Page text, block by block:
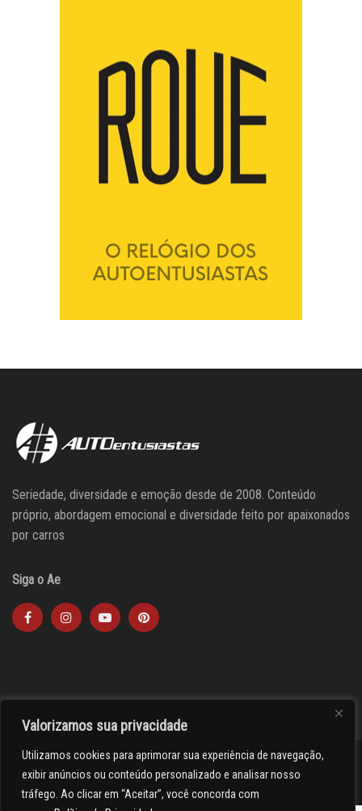
Valorizamos sua privacidade
Utilizamos cookies para aprimorar sua experiência de navegação,
exibir anúncios ou conteúdo personalizado e analisar nosso
tráfego. Ao clicar em “Aceitar”, você concorda com
Seriedade, diversidade e emoção desde de 2008. Conteúdo
próprio, abordagem emocional e diversidade feito por apaixonados
por carros
Siga o Ae
><(((º> 17